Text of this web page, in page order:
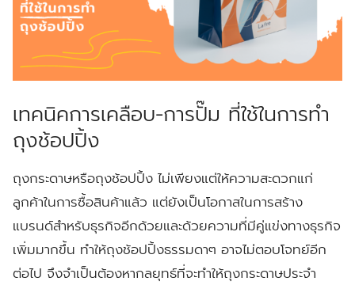
เทคนิคการเคลือบ-การปั๊ม ที่ใช้ในการทำ
ถุงช้อปปิ้ง
ถุงกระดาษหรือถุงช้อปปิ้ง ไม่เพียงแต่ให้ความสะดวกแก่
ลูกค้าในการซื้อสินค้าแล้ว แต่ยังเป็นโอกาสในการสร้าง
แบรนด์สำหรับธุรกิจอีกด้วยและด้วยความที่มีคู่แข่งทางธุรกิจ
เพิ่มมากขึ้น ทำให้ถุงช้อปปิ้งธรรมดาๆ อาจไม่ตอบโจทย์อีก
ต่อไป จึงจำเป็นต้องหากลยุทธ์ที่จะทำให้ถุงกระดาษประจำ